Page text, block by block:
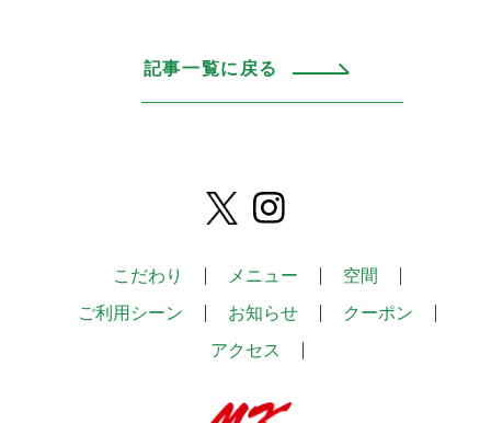
記事一覧に戻る
こだわり メニュー
空間
ご利用シーン
お知らせ
クーポン
アクセス